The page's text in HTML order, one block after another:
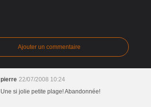
Ajouter un commentaire
pierre 22/07/2008 10:24
Une si jolie petite plage! Abandonnée!